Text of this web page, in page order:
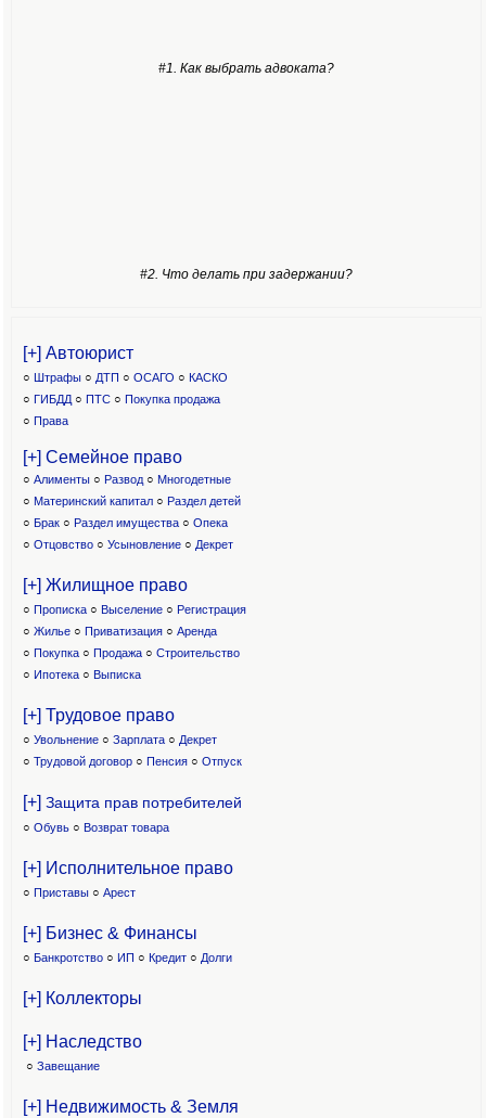
#1. Как выбрать адвоката?
#2. Что делать при задержании?
[+] Автоюрист
○ Штрафы ○ ДТП ○ ОСАГО ○ КАСКО
○ ГИБДД ○ ПТС ○ Покупка продажа
○ Права
[+] Семейное право
○ Алименты ○ Развод ○ Многодетные
○ Материнский капитал○ Раздел детей
○ Брак ○ Раздел имущества ○ Опека
○ Отцовство○ Усыновление ○ Декрет
[+] Жилищное право
○ Прописка ○ Выселение ○ Регистрация
○ Жилье ○ Приватизация ○ Аренда
○ Покупка ○ Продажа ○ Строительство
○ Ипотека ○ Выписка
[+] Трудовое право
○ Увольнение ○ Зарплата ○ Декрет
○ Трудовой договор ○ Пенсия ○ Отпуск
[+] Защита прав потребителей
○ Обувь ○ Возврат товара
[+] Исполнительное право
○ Приставы ○ Арест
[+] Бизнес & Финансы
○ Банкротство ○ ИП ○ Кредит ○ Долги
[+] Коллекторы
[+] Наследство
○ Завещание
[+] Недвижимость & Земля